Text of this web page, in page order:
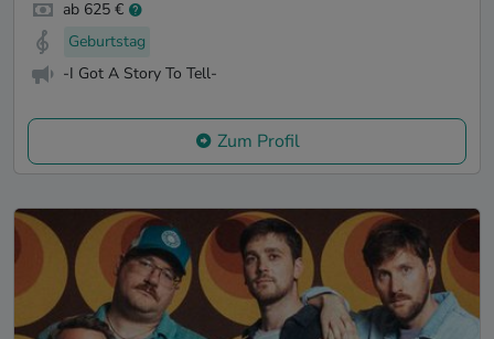
ab 625 €
Geburtstag
-I Got A Story To Tell-
Zum Profil